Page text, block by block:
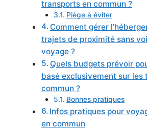
transports en commun ?
Piège à éviter
Comment gérer
trajets de proximité sans
voyage ?
Quels budgets prévoir
basé exclusivement sur les
commun ?
Bonnes pratiques
Infos pratiques pour
en commun